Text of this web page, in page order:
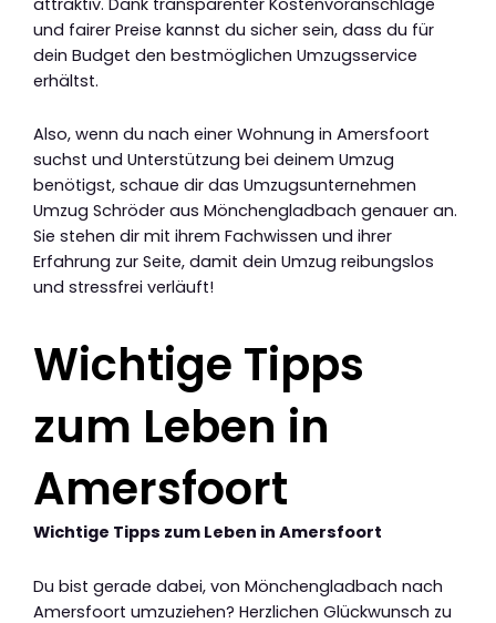
und fairer Preise kannst du sicher sein, dass du für
dein Budget den bestmöglichen Umzugsservice
erhältst.
Also, wenn du nach einer Wohnung in Amersfoort
suchst und Unterstützung bei deinem Umzug
benötigst, schaue dir das Umzugsunternehmen
Umzug Schröder aus Mönchengladbach genauer an.
Sie stehen dir mit ihrem Fachwissen und ihrer
Erfahrung zur Seite, damit dein Umzug reibungslos
und stressfrei verläuft!
Wichtige Tipps
zum Leben in
Amersfoort
Wichtige Tipps zum Leben in Amersfoort
Du bist gerade dabei, von Mönchengladbach nach
Amersfoort umzuziehen? Herzlichen Glückwunsch zu